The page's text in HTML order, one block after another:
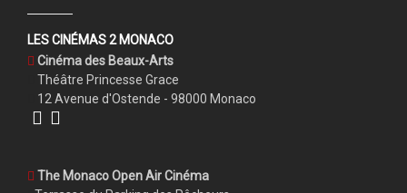
LES CINÉMAS 2 MONACO
Cinéma des Beaux-Arts
Théâtre Princesse Grace
12 Avenue d'Ostende - 98000 Monaco
The Monaco Open Air Cinéma